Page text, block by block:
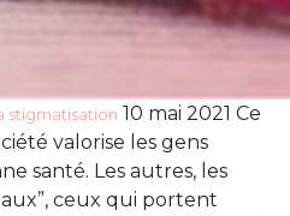
stigmatisation 10 mai 2021 Ce
valorise les gens
santé. Les autres, les
ceux qui portent